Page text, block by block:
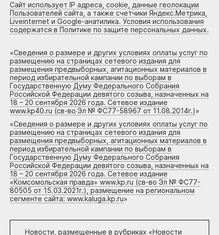
Сайт использует IP адреса, cookie, данные геолокации
Пользователей сайта, а также счетчики Яндекс.Метрика,
Liveinternet и Google-анатилика. Условия использования
содержатся в Политике по защите персональных данных.
«Сведения о размере и других условиях оплаты услуг по
размещению на страницах сетевого издания для
размещения предвыборных, агитационных материалов в
период избирательной кампании по выборам в
Государственную Думу Федерального Собрания
Российской Федерации девятого созыва, назначенных на
18 – 20 сентября 2026 года. Сетевое издание
www.kp40.ru (св-во Эл № ФС77-58967 от 11.08.2014г.)»
«Сведения о размере и других условиях оплаты услуг по
размещению на страницах сетевого издания для
размещения предвыборных, агитационных материалов в
период избирательной кампании по выборам в
Государственную Думу Федерального Собрания
Российской Федерации девятого созыва, назначенных на
18 – 20 сентября 2026 года. Сетевое издание
«Комсомольская правда» www.kp.ru (св-во Эл № ФС77-
80505 от 15.03.2021г.), размещение на региональном
сегменте сайта: www.kaluga.kp.ru»
Новости, размещенные в рубриках «Новости